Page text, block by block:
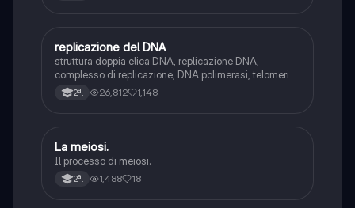
Scienze
replicazione del DNA
struttura doppia elica DNA, replicazione DNA,
complesso di replicazione, DNA polimerasi, telomeri
2ªl 26,812 1,148
Scienze
La meiosi.
Il processo di meiosi.
2ªl 1,488 18